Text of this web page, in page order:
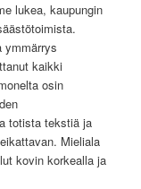
lukea, kaupungin
ymmärrys
kaikki
osin
totista tekstiä ja
Mieliala
kovin korkealla ja